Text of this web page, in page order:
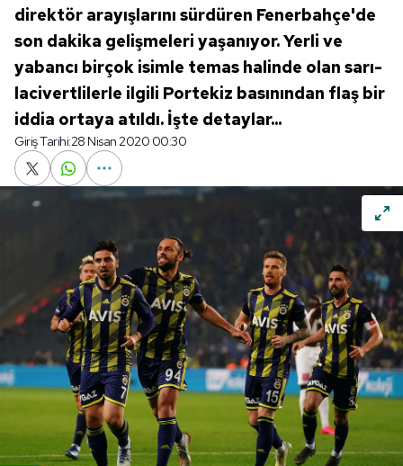
direktör arayışlarını sürdüren Fenerbahçe'de
son dakika gelişmeleri yaşanıyor. Yerli ve
yabancı birçok isimle temas halinde olan sarı-
lacivertlilerle ilgili Portekiz basınından flaş bir
iddia ortaya atıldı. İşte detaylar...
Giriş Tarihi:28 Nisan 2020 00:30